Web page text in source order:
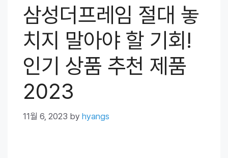
삼성더프레임 절대 놓
치지 말아야 할 기회!
인기 상품 추천 제품
2023
11월 6, 2023 by hyangs